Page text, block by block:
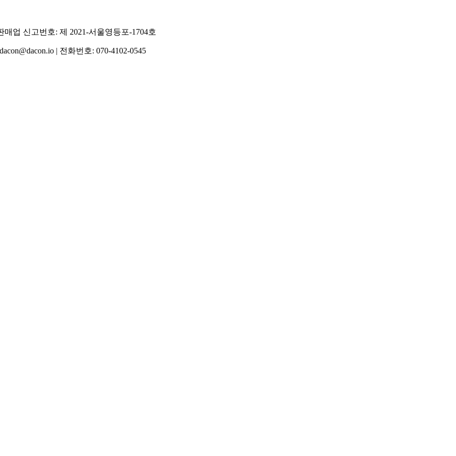
업 신고번호: 제 2021-서울영등포-1704호
| 전화번호: 070-4102-0545